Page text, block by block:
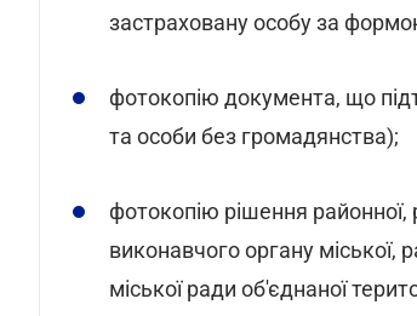
застраховану особу за
фотокопію документа, що
та особи без громадянства);
фотокопію рішення районної,
виконавчого органу міської,
міської ради об'єднаної